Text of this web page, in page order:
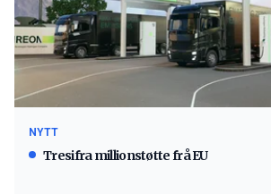
NYTT
Tresifra millionstøtte frå EU